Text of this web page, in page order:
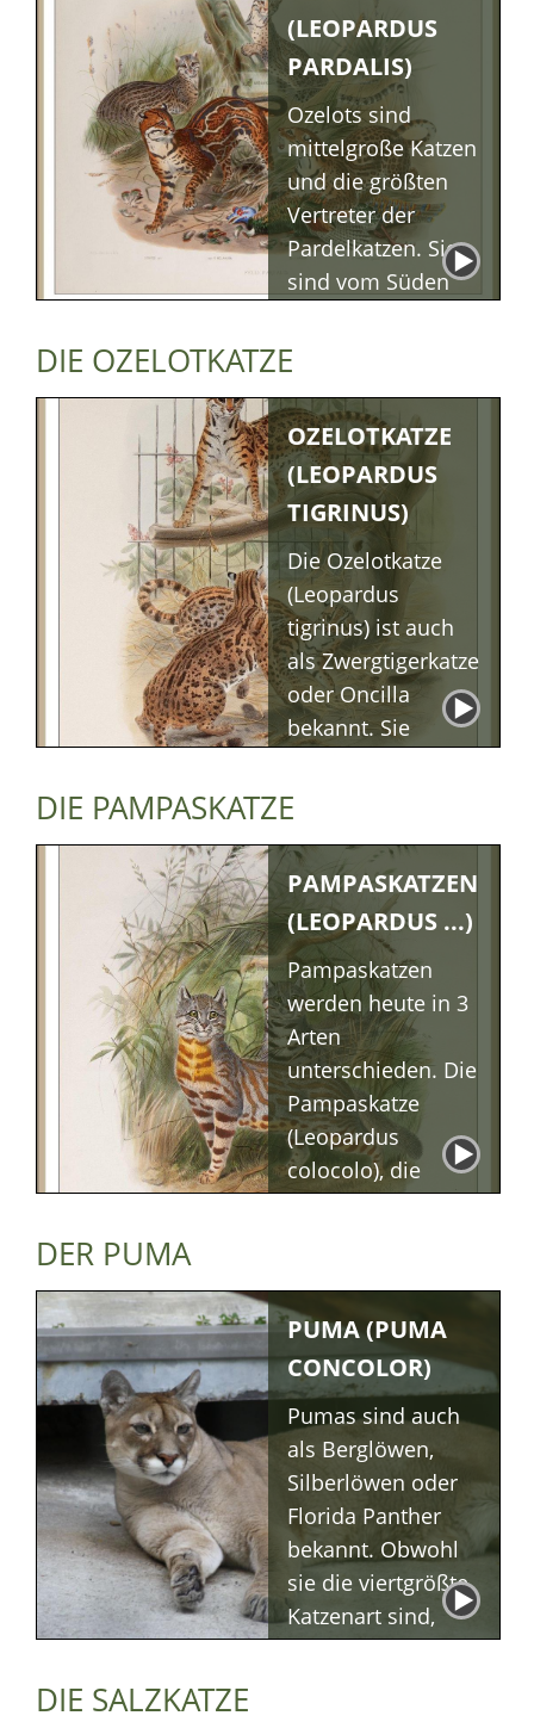
Margay-
Beschreibung
Margay-
Lebensraum/
Margay-
Ernährung
Margay-
Fortpflanzung
(LEOPARDUS
PARDALIS)
Ozelots sind
mittelgroße Katzen
und die größten
Vertreter der
Pardelkatzen. Sie
sind vom Süden
und Südamerika
verbreitet.
Beschreibung
Lebensraum &
Verhalten
Ernährung
Fortpflanzung
Haltung
DIE OZELOTKATZE
OZELOTKATZE
(LEOPARDUS
TIGRINUS)
Die Ozelotkatze
(Leopardus
tigrinus) ist auch
als Zwergtigerkatze
oder Oncilla
bekannt. Sie
Pardelkatzen
Südamerikas. Die
schön gezeichnet
Katzen sind kaum
erforscht.
Oncilla-
Beschreibung
Oncilla-
Lebensraum
Oncilla-
Ernaehrung
Oncilla-
Fortpflanzung
Oncilla-Hybriden
DIE PAMPASKATZE
PAMPASKATZEN
(LEOPARDUS ...)
Pampaskatzen
werden heute in 3
Arten
unterschieden. Die
Pampaskatze
(Leopardus
colocolo), die
mittlere oder
(Leopardus
pajeros) sowie die
kleine
Pampaskatze
(Leopardus
braccatus), die in
Brasilien
vorkommt.
DER PUMA
PUMA (PUMA
CONCOLOR)
Pumas sind auch
als Berglöwen,
Silberlöwen oder
Florida Panther
bekannt. Obwohl
sie die viertgrößte
Katzenart sind,
gehören sie zu den
DIE SALZKATZE